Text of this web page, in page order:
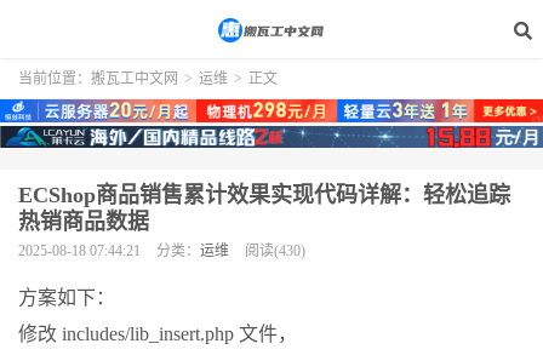
当前位置： 搬瓦工中文网 > 运维 > 正文
ECShop商品销售累计效果实现代码详解：轻松追踪
热销商品数据
2025-08-18 07:44:21 分类： 运维 阅读(430)
方案如下：
修改 includes/lib_insert.php 文件，